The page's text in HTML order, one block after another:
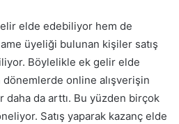
elde edebiliyor hem de
üyeliği bulunan kişiler satış
Böylelikle ek gelir elde
online alışverişin
daha da arttı. Bu yüzden birçok
Satış yaparak kazanç elde